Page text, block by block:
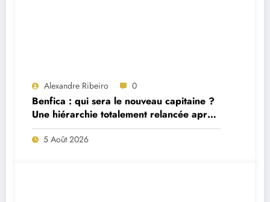
Alexandre Ribeiro 0
Benfica : qui sera le nouveau capitaine ?
Une hiérarchie totalement relancée après
deux départs majeurs
5 Août 2026